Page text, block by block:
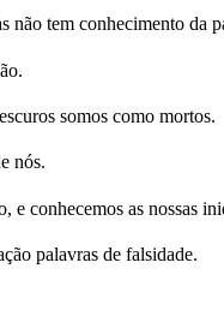
não tem conhecimento da
somos como mortos.
nós.
e conhecemos as nossas
palavras de falsidade.